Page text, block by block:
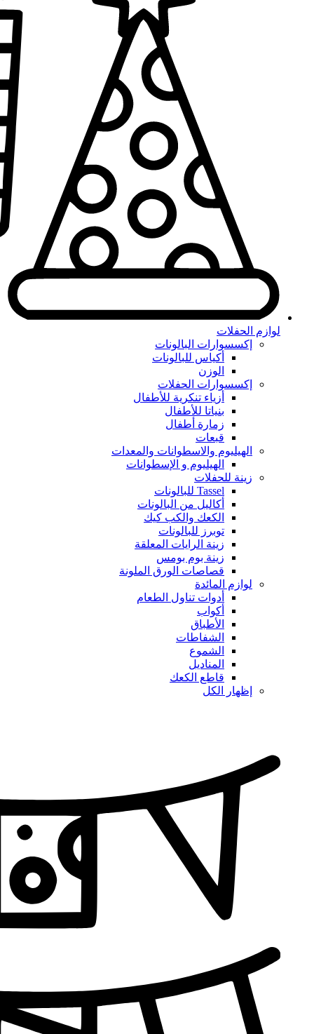
لوازم الحفلات
إكسسوارات البالونات
أكياس للبالونات
الوزن
إكسسوارات الحفلات
أزياء تنكرية للأطفال
بنياتا للأطفال
زمارة أطفال
قبعات
الهيليوم والاسطوانات والمعدات
الهيليوم و الإسطوانات
زينة للحفلات
Tassel للبالونات
أكاليل من البالونات
الكعك والكب كيك
توبرز للبالونات
زينة الرايات المعلقة
زينة بوم بومس
قصاصات الورق الملونة
لوازم المائدة
أدوات تناول الطعام
أكواب
الأطباق
الشفاطات
الشموع
المناديل
قاطع الكعك
إظهار الكل